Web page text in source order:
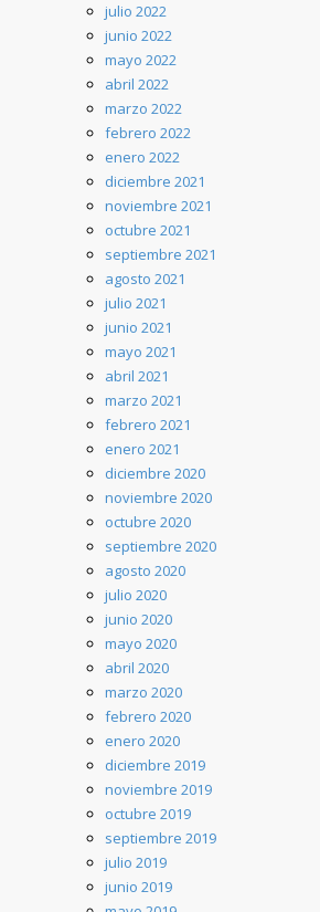
julio 2022
junio 2022
mayo 2022
abril 2022
marzo 2022
febrero 2022
enero 2022
diciembre 2021
noviembre 2021
octubre 2021
septiembre 2021
agosto 2021
julio 2021
junio 2021
mayo 2021
abril 2021
marzo 2021
febrero 2021
enero 2021
diciembre 2020
noviembre 2020
octubre 2020
septiembre 2020
agosto 2020
julio 2020
junio 2020
mayo 2020
abril 2020
marzo 2020
febrero 2020
enero 2020
diciembre 2019
noviembre 2019
octubre 2019
septiembre 2019
julio 2019
junio 2019